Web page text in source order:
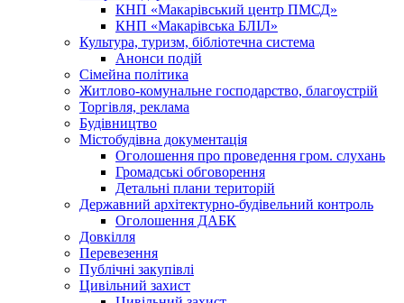
КНП «Макарівський центр ПМСД»
КНП «Макарівська БЛІЛ»
Культура, туризм, бібліотечна система
Анонси подій
Сімейна політика
Житлово-комунальне господарство, благоустрій
Торгівля, реклама
Будівництво
Містобудівна документація
Оголошення про проведення гром. слухань
Громадські обговорення
Детальні плани територій
Державний архітектурно-будівельний контроль
Оголошення ДАБК
Довкілля
Перевезення
Публічні закупівлі
Цивільний захист